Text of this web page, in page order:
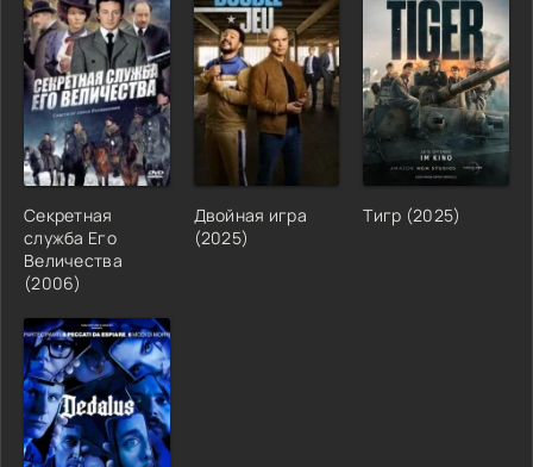
Секретная
служба Его
Величества
(2006)
Двойная игра
(2025)
Тигр (2025)